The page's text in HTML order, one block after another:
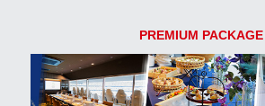
PREMIUM PACKAGE